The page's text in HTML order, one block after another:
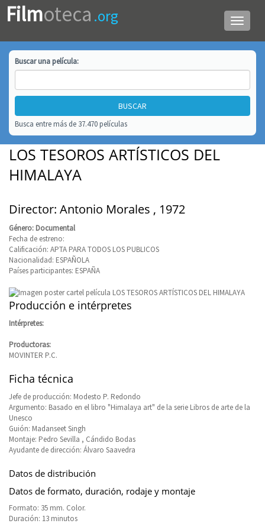
Menú
de
Filmoteca .org
Buscar unapelícula:
Busca entre más de 37.470 películas
LOS TESOROS ARTÍSTICOS DEL
HIMALAYA
Director: Antonio Morales , 1972
Género: Documental
Fecha de estreno:
Calificación: APTA PARA TODOS LOS PUBLICOS
Nacionalidad: ESPAÑOLA
Países participantes: ESPAÑA
Producción e intérpretes
Intérpretes:
Productoras:
MOVINTER P.C.
Ficha técnica
Jefe de producción: Modesto P. Redondo
Argumento: Basado en el libro "Himalaya art" de la serie Libros de arte de la
Unesco
Guión: Madanseet Singh
Montaje: Pedro Sevilla , Cándido Bodas
Ayudante de dirección: Álvaro Saavedra
Datos de distribución
Datos de formato, duración, rodaje y montaje
Formato: 35 mm. Color.
Duración: 13 minutos